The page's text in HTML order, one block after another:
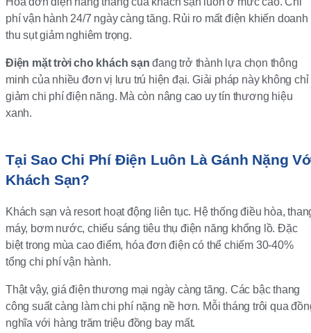
phí vận hành 24/7 ngày càng tăng. Rủi ro mất điện khiến doanh
thu sụt giảm nghiêm trọng.
Điện mặt trời cho khách sạn đang trở thành lựa chọn thông
minh của nhiều đơn vị lưu trú hiện đại. Giải pháp này không chỉ
giảm chi phí điện năng. Mà còn nâng cao uy tín thương hiệu
xanh.
Tại Sao Chi Phí Điện Luôn Là Gánh Nặng
Khách Sạn?
Khách sạn và resort hoạt động liên tục. Hệ thống điều hòa,
máy, bơm nước, chiếu sáng tiêu thụ điện năng khổng lồ. Đặc
biệt trong mùa cao điểm, hóa đơn điện có thể chiếm 30-40%
tổng chi phí vận hành.
Thật vậy, giá điện thương mại ngày càng tăng. Các bậc thang
công suất càng làm chi phí nặng nề hơn. Mỗi tháng trôi qua
nghĩa với hàng trăm triệu đồng bay mất.